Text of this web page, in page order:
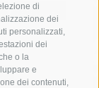
di
dei
personalizzati,
dei
o la
e
dei contenuti,
carabinieri